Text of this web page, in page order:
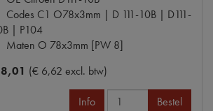
Codes C1 O78x3mm | D 111-10B | D111-
| P104
Maten O 78x3mm [PW 8]
(€ 6,62 excl. btw)
Info Bestel